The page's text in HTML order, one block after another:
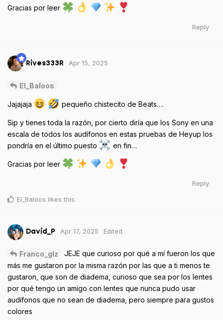
Gracias por leer
Reply
Rives333R Apr 15, 2025
El_Baloos
Jajajaja pequeño chistecito de Beats….
Sip y tienes toda la razón, por cierto diría que los Sony en una
escala de todos los audífonos en estas pruebas de Heyup los
pondría en el último puesto
en fin…
Gracias por leer
Reply
El_Baloos likes this.
David_P Apr 17, 2025 Edited
Franco_glz
JEJE que curioso por qué a mí fueron los que
más me gustaron por la misma razón por las que a ti menos te
gustaron, que son de diadema, curioso que sea por los lentes
por qué tengo un amigo con lentes que nunca pudo usar
audífonos que no sean de diadema, pero siempre para gustos
colores